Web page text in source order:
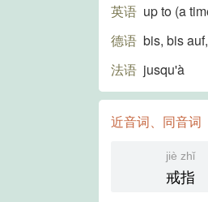
英语 up to (a
德语 bis, bis
法语 jusqu'à
近音词、同音词
jiè zhǐ
戒指